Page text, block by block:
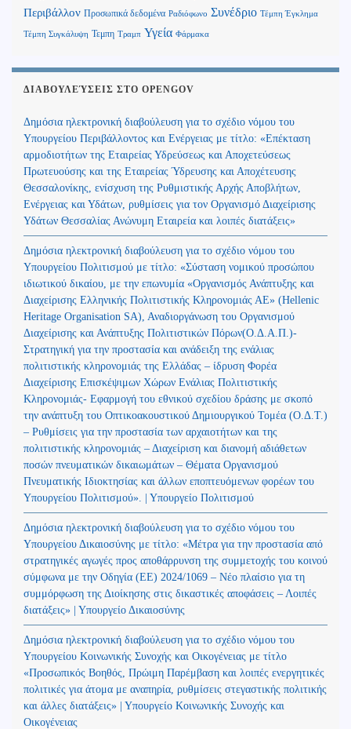
Περιβάλλον Προσωπικά δεδομένα Ραδιόφωνο Συνέδριο Τέμπη Έγκλημα
Τέμπη Συγκάλυψη Τεμπη Τραμπ Υγεία Φάρμακα
ΔΙΑΒΟΥΛΕΎΣΕΙΣ ΣΤΟ OPENGOV
Δημόσια ηλεκτρονική διαβούλευση για το σχέδιο νόμου του
Υπουργείου Περιβάλλοντος και Ενέργειας με τίτλο: «Επέκταση
αρμοδιοτήτων της Εταιρείας Υδρεύσεως και Αποχετεύσεως
Πρωτευούσης και της Εταιρείας Ύδρευσης και Αποχέτευσης
Θεσσαλονίκης, ενίσχυση της Ρυθμιστικής Αρχής Αποβλήτων,
Ενέργειας και Υδάτων, ρυθμίσεις για τον Οργανισμό Διαχείρισης
Υδάτων Θεσσαλίας Ανώνυμη Εταιρεία και λοιπές διατάξεις»
Δημόσια ηλεκτρονική διαβούλευση για το σχέδιο νόμου του
Υπουργείου Πολιτισμού με τίτλο: «Σύσταση νομικού προσώπου
ιδιωτικού δικαίου, με την επωνυμία «Οργανισμός Ανάπτυξης και
Διαχείρισης Ελληνικής Πολιτιστικής Κληρονομιάς ΑΕ» (Hellenic
Heritage Organisation SA), Αναδιοργάνωση του Οργανισμού
Διαχείρισης και Ανάπτυξης Πολιτιστικών Πόρων(Ο.Δ.Α.Π.)-
Στρατηγική για την προστασία και ανάδειξη της ενάλιας
πολιτιστικής κληρονομιάς της Ελλάδας – ίδρυση Φορέα
Διαχείρισης Επισκέψιμων Χώρων Ενάλιας Πολιτιστικής
Κληρονομιάς- Εφαρμογή του εθνικού σχεδίου δράσης με σκοπό
την ανάπτυξη του Οπτικοακουστικού Δημιουργικού Τομέα (Ο.Δ.Τ.)
– Ρυθμίσεις για την προστασία των αρχαιοτήτων και της
πολιτιστικής κληρονομιάς – Διαχείριση και διανομή αδιάθετων
ποσών πνευματικών δικαιωμάτων – Θέματα Οργανισμού
Πνευματικής Ιδιοκτησίας και άλλων εποπτευόμενων φορέων του
Υπουργείου Πολιτισμού». | Υπουργείο Πολιτισμού
Δημόσια ηλεκτρονική διαβούλευση για το σχέδιο νόμου του
Υπουργείου Δικαιοσύνης με τίτλο: «Μέτρα για την προστασία από
στρατηγικές αγωγές προς αποθάρρυνση της συμμετοχής του κοινού
σύμφωνα με την Οδηγία (ΕΕ) 2024/1069 – Νέο πλαίσιο για τη
συμμόρφωση της Διοίκησης στις δικαστικές αποφάσεις – Λοιπές
διατάξεις» | Υπουργείο Δικαιοσύνης
Δημόσια ηλεκτρονική διαβούλευση για το σχέδιο νόμου του
Υπουργείου Κοινωνικής Συνοχής και Οικογένειας με τίτλο
«Προσωπικός Βοηθός, Πρώιμη Παρέμβαση και λοιπές ενεργητικές
πολιτικές για άτομα με αναπηρία, ρυθμίσεις στεγαστικής πολιτικής
και άλλες διατάξεις» | Υπουργείο Κοινωνικής Συνοχής και
Οικογένειας